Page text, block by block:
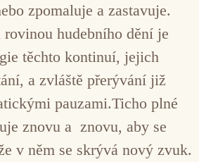
zpomaluje a zastavuje.
rovinou hudebního dění je
těchto kontinuí, jejich
a zvláště přerývání již
pauzami.Ticho plné
znovu a znovu, aby se
v něm se skrývá nový zvuk.